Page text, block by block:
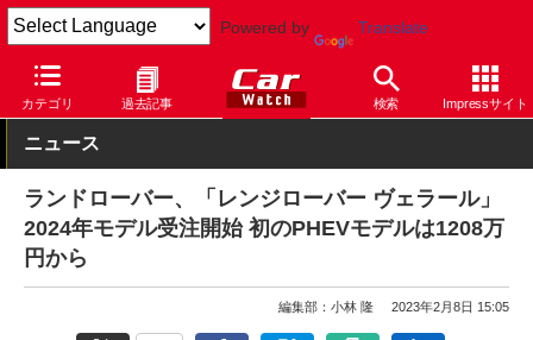
Powered by Translate
カテゴリ 過去記事 検索 Impressサイト
Car Watch 自動車 ランドローバー レンジローバー
ニュース
ランドローバー、「レンジローバー ヴェラール」
2024年モデル受注開始 初のPHEVモデルは1208万
円から
編集部：小林 隆 2023年2月8日 15:05